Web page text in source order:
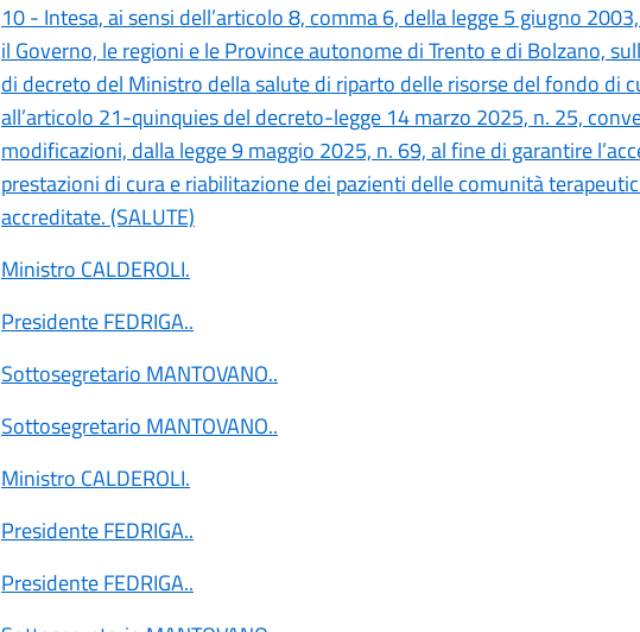
10 - Intesa, ai sensi dell’articolo 8, comma 6, della legge 5 giugno
il Governo, le regioni e le Province autonome di Trento e di Bolzano,
di decreto del Ministro della salute di riparto delle risorse del fondo di
all’articolo 21-quinquies del decreto-legge 14 marzo 2025, n. 25,
modificazioni, dalla legge 9 maggio 2025, n. 69, al fine di garantire
prestazioni di cura e riabilitazione dei pazienti delle comunità
accreditate. (SALUTE)
Ministro CALDEROLI.
Presidente FEDRIGA..
Sottosegretario MANTOVANO..
Sottosegretario MANTOVANO..
Ministro CALDEROLI.
Presidente FEDRIGA..
Presidente FEDRIGA..